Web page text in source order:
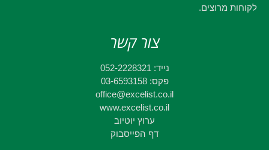
לקוחות מרוצים.
צור קשר
נייד: 052-2228321
פקס: 03-6593158
office@excelist.co.il
www.excelist.co.il
ערוץ יוטיוב
דף הפייסבוק